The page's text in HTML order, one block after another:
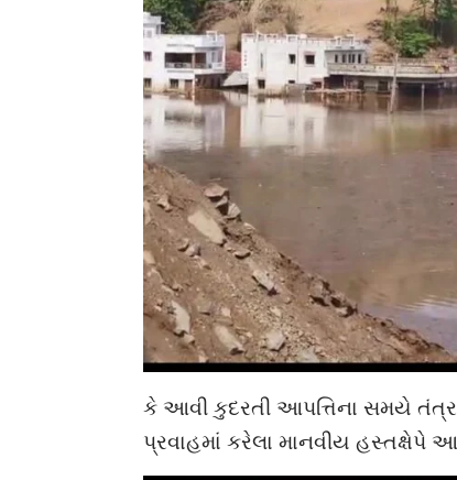
કે આવી કુદરતી આપત્તિના સમયે તંત્ર
પ્રવાહમાં કરેલા માનવીય હસ્તક્ષેપે આ